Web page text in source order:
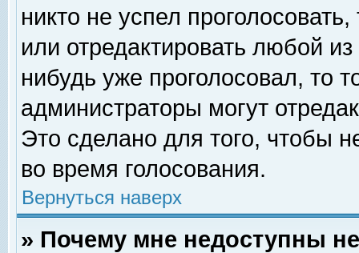
никто не успел
или отредактировать любой
нибудь уже проголосовал, то
администраторы могут
Это сделано для того, чтобы
во время голосования.
Вернуться наверх
» Почему мне недоступны